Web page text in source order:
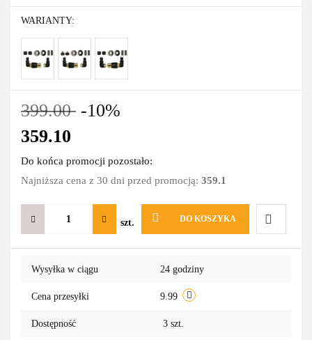
WARIANTY:
399.00 -10%
359.10
Do końca promocji pozostało:
Najniższa cena z 30 dni przed promocją: 359.1
szt. DO KOSZYKA
Do
Wysyłka w ciągu 24 godziny
Cena przesyłki 9.99
Dostępność 3 szt.